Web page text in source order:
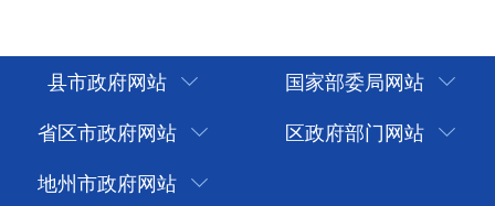
县市政府网站
国家部委局网站
省区市政府网站
区政府部门网站
地州市政府网站